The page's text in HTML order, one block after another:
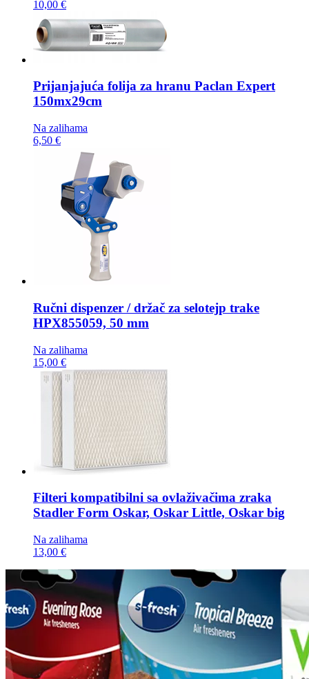
10,00 €
Prijanjajuća folija za hranu Paclan Expert
150mx29cm
Na zalihama
6,50 €
Ručni dispenzer / držač za selotejp trake
HPX855059, 50 mm
Na zalihama
15,00 €
Filteri kompatibilni sa ovlaživačima zraka
Stadler Form Oskar, Oskar Little, Oskar big
Na zalihama
13,00 €